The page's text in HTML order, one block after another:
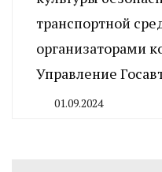
транспортной
организаторами
Управление
01.09.2024